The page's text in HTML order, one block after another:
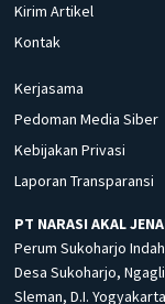
Kirim Artikel
Kontak
Kerjasama
Pedoman Media Siber
Kebijakan Privasi
Laporan Transparansi
PT NARASI AKAL
Perum Sukoharjo
Desa Sukoharjo,
Sleman, D.I.